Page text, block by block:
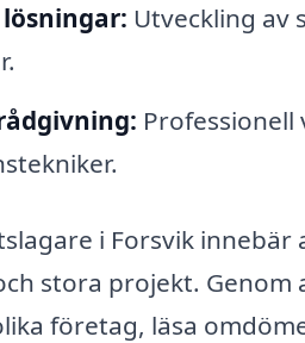
Utveckling av
i Forsvik
stora projekt.
företag, läsa